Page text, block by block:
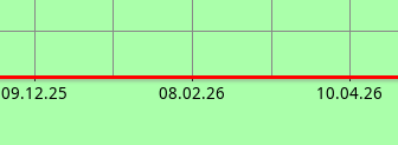
09.12.25 08.02.26 10.04.26